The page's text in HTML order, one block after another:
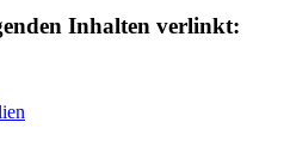
Inhalten verlinkt: